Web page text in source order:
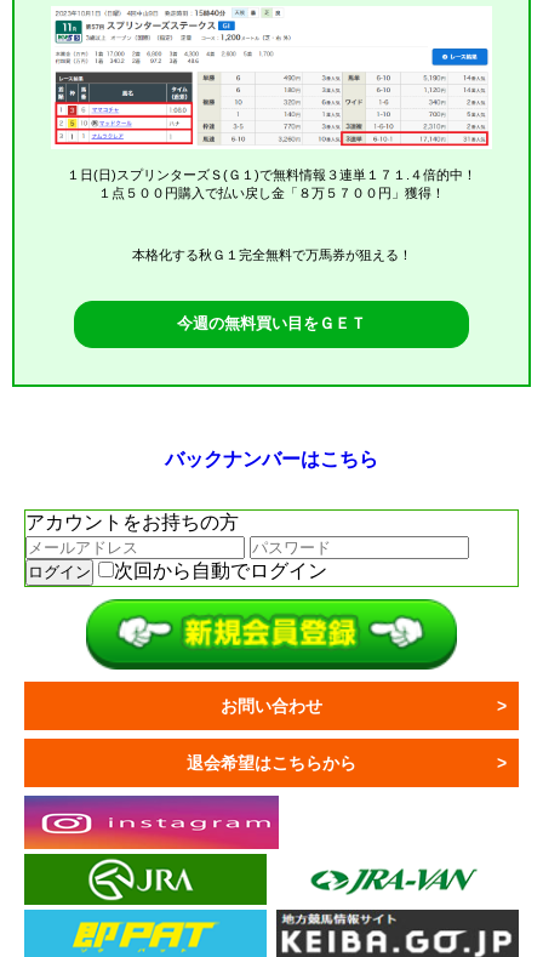
１日(日)スプリンターズＳ(Ｇ１)で無料情報３連単１７１.４倍的中！
１点５００円購入で払い戻し金「８万５７００円」獲得！
本格化する秋Ｇ１完全無料で万馬券が狙える！
今週の無料買い目をＧＥＴ
バックナンバーはこちら
アカウントをお持ちの方
次回から自動でログイン
お問い合わせ
退会希望はこちらから